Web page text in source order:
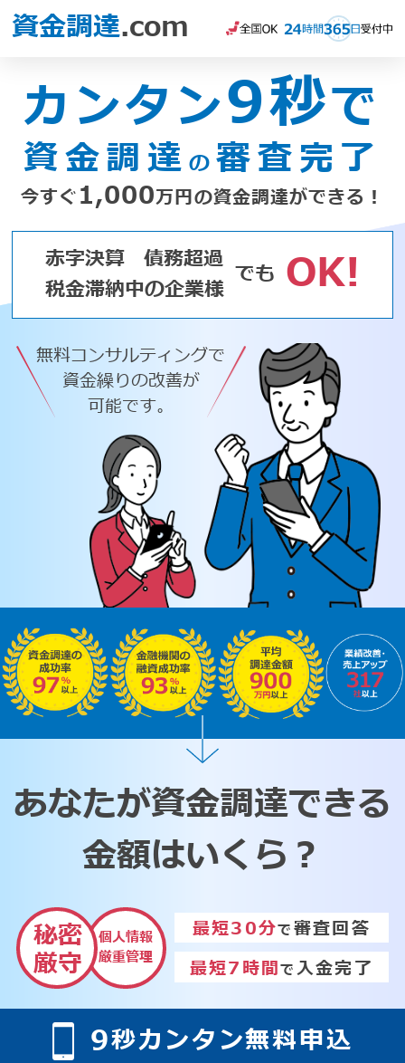
資金調達.com
カンタン9秒で
資金調達 の審査完了
今すぐ1,000万円の資金調達ができる！
赤字決算
債務超過
税金滞納中の企業様 でも OK!
無料コンサルティングで
資金繰りの改善が
可能です。
あなたが資金調達できる
金額はいくら？
秘密
厳守
個人情報
厳重管理
最短30分で審査回答
最短7時間で入金完了
9秒カンタン無料申込